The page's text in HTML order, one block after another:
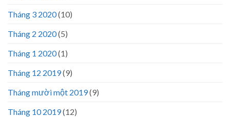
Tháng 3 2020(10)
Tháng 2 2020(5)
Tháng 1 2020(1)
Tháng 12 2019(9)
Tháng mười một 2019(9)
Tháng 10 2019(12)